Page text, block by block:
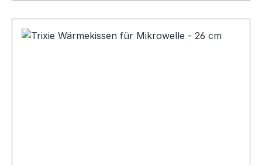
Größe: ca. 80 x 50 cm